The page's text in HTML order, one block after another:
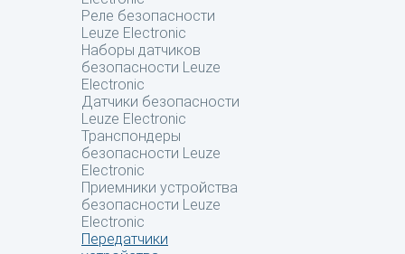
Реле безопасности
Leuze Electronic
Наборы датчиков
безопасности Leuze
Electronic
Датчики безопасности
Leuze Electronic
Транспондеры
безопасности Leuze
Electronic
Приемники устройства
безопасности Leuze
Electronic
Передатчики